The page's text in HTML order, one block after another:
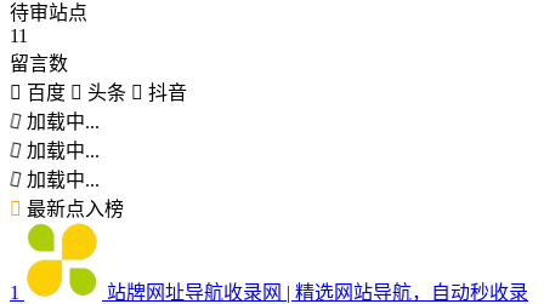
待审站点
11
留言数
百度
头条
抖音
加载中...
加载中...
加载中...
最新点入榜
1 站牌网址导航收录网 | 精选网站导航，自动秒收录